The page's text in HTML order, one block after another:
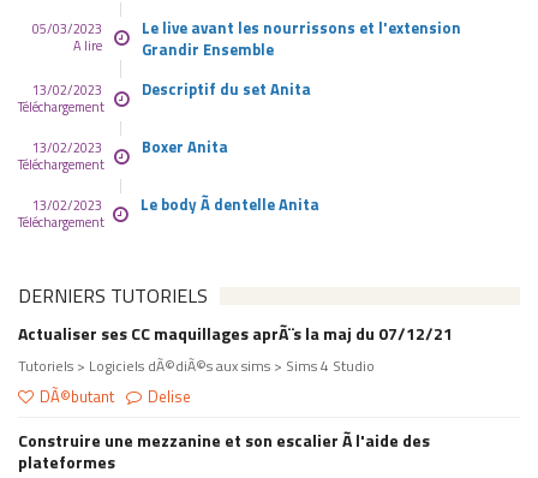
05/03/2023
A lire
Le live avant les nourrissons et l'extension
Grandir Ensemble
13/02/2023
Téléchargement
Descriptif du set Anita
13/02/2023
Téléchargement
Boxer Anita
13/02/2023
Téléchargement
Le body Ã dentelle Anita
DERNIERS TUTORIELS
Actualiser ses CC maquillages aprÃ¨s la maj du 07/12/21
Tutoriels > Logiciels dÃ©diÃ©s aux sims > Sims 4 Studio
DÃ©butant Delise
Construire une mezzanine et son escalier Ã l'aide des
plateformes